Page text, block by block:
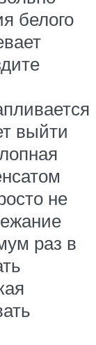
белого
выйти
не
раз в